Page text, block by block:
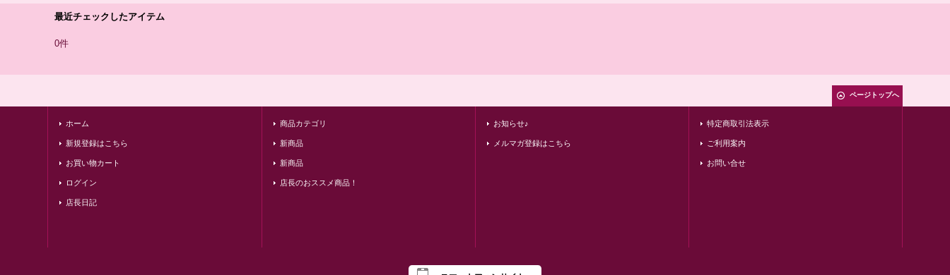
最近チェックしたアイテム
0件
ページトップへ
ホーム
新規登録はこちら
お買い物カート
ログイン
店長日記
商品カテゴリ
新商品
新商品
店長のおススメ商品！
お知らせ♪
メルマガ登録はこちら
特定商取引法表示
ご利用案内
お問い合せ